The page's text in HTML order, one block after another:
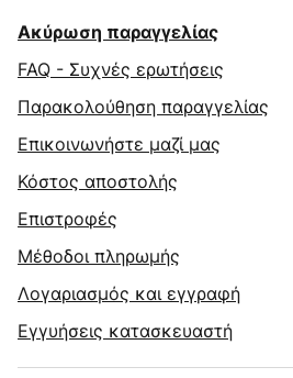
Ακύρωση παραγγελίας
FAQ - Συχνές ερωτήσεις
Παρακολούθηση παραγγελίας
Επικοινωνήστε μαζί μας
Κόστος αποστολής
Επιστροφές
Μέθοδοι πληρωμής
Λογαριασμός και εγγραφή
Εγγυήσεις κατασκευαστή